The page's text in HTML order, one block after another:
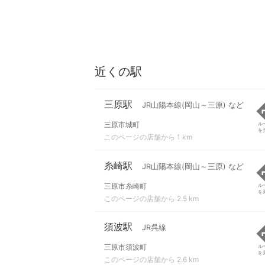
近くの駅
三原駅 JR山陽本線(岡山～三原) など
三原市城町
このページの店舗から 1 km
ル
を
糸崎駅 JR山陽本線(岡山～三原) など
三原市糸崎町
このページの店舗から 2.5 km
ル
を
須波駅 JR呉線
三原市須波町
このページの店舗から 2.6 km
ル
を